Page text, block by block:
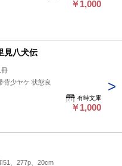
￥1,000
八犬伝
冊
少ヤケ 状態良
有時文庫
￥1,000
51、277p、20cm